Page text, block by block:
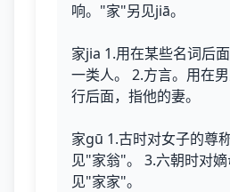
响。"家"另见jiā。
家jia 1.用在某些名词后
一类人。 2.方言。用在
行后面，指他的妻。
家gū 1.古时对女子的尊
见"家翁"。 3.六朝时对
见"家家"。